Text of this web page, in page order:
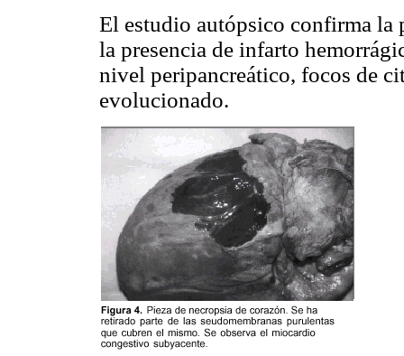
El estudio autópsico confirma la
la presencia de infarto
nivel peripancreático, focos de
evolucionado.